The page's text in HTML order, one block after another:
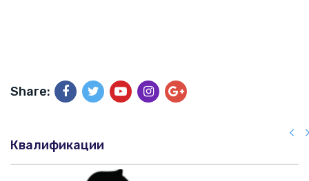
Share:
Квалификации